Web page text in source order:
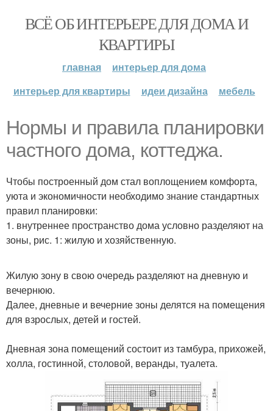
ВСЁ ОБ ИНТЕРЬЕРЕ ДЛЯ ДОМА И
КВАРТИРЫ
главная
интерьер для дома
интерьер для квартиры
идеи дизайна мебель
Нормы и правила планировки
частного дома, коттеджа.
Чтобы построенный дом стал воплощением комфорта,
уюта и экономичности необходимо знание стандартных
правил планировки:
1. внутреннее пространство дома условно разделяют на
зоны, рис. 1: жилую и хозяйственную.
Жилую зону в свою очередь разделяют на дневную и
вечернюю.
Далее, дневные и вечерние зоны делятся на помещения
для взрослых, детей и гостей.
Дневная зона помещений состоит из тамбура, прихожей,
холла, гостинной, столовой, веранды, туалета.